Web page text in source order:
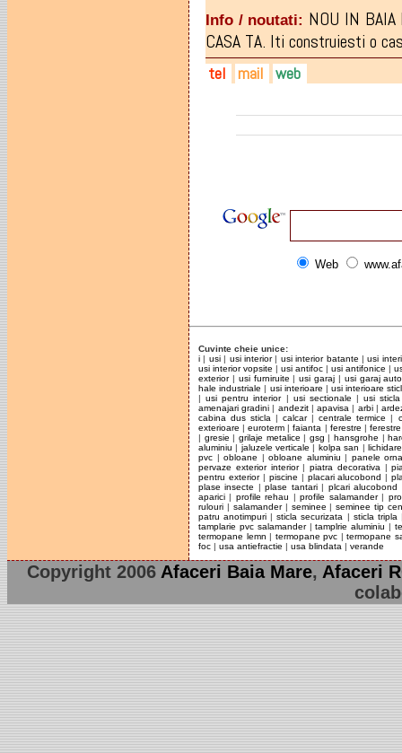
Info / noutati: NOU IN BAIA
CASA TA. Iti construiesti o
tel
0745-916.155
0751-411.351
mail
edilarredocasa@gmail.com
web
arredo-casa.ro
facebook.com/
Web
Cuvinte cheie unice:
i | usi| usi interior| usi interior batante |usi
usi interior vopsite |usi antifoc |usi antifonice |
exterior| usi furniruite |usi garaj | usi garaj
hale industriale | usi interioare |usi interioare
|usi pentru interior| usi sectionale |usi sticla
amenajari gradini | andezit|apavisa | arbi|
cabina dus sticla
|calcar|centrale termice |
exterioare |euroterm |faianta | ferestre |
| gresie | grilaje metalice | gsg | hansgrohe |
aluminiu | jaluzele verticale | kolpa san |
pvc |obloane |obloane aluminiu | panele
pervaze exterior interior|piatra decorativa |
pentru exterior| piscine | placari alucobond |
plase insecte
|plase tantari| plcari alucobond
aparici | profile rehau |profile salamander|
rulouri | salamander| seminee |seminee tip
patru anotimpuri |sticla securizata | sticla tripla
tamplarie pvc salamander|tamplrie aluminiu |
termopane lemn | termopane pvc |termopane
foc | usa antiefractie | usa blindata | verande
Copyright 2006 Afaceri Baia Mare, Afaceri